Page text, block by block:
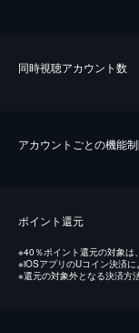
同時視聴アカウント数
アカウントごとの機能
ポイント還元
※40％ポイント還元の対象は
※iOSアプリのUコイン決済
※還元の対象外となる決済方